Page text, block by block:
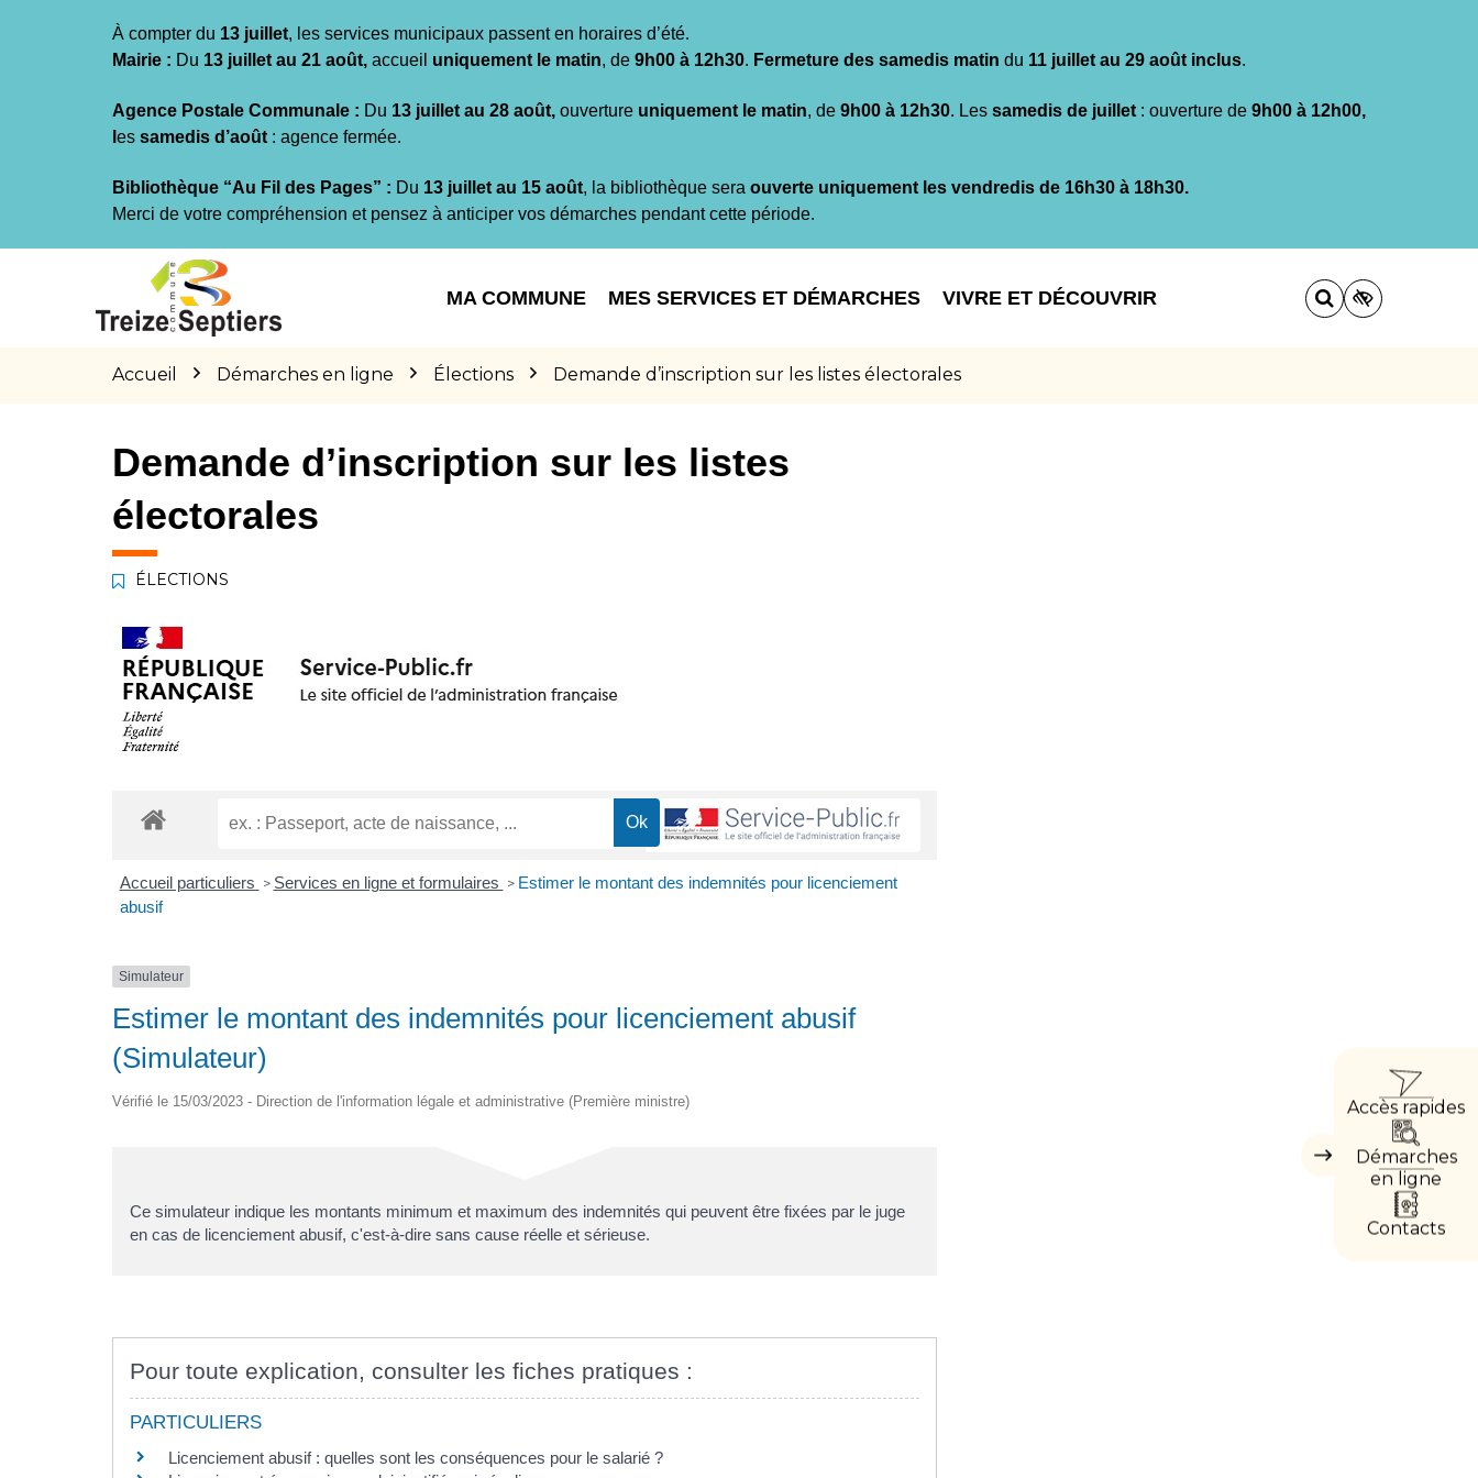
À compter du 13 juillet, les services municipaux passent en horaires d’été.
Mairie : Du 13 juillet au 21 août, accueil uniquement le matin, de 9h00 à 12h30. Fermeture des samedis matin du 11 juillet au 29 août inclus.
Agence Postale Communale : Du 13 juillet au 28 août, ouverture uniquement le matin, de 9h00 à 12h30. Les samedis de juillet : ouverture de 9h00 à 12h00,
es samedis d’août : agence fermée.
Bibliothèque “Au Fil des Pages” : Du 13 juillet au 15 août, la bibliothèque sera ouverte uniquement les vendredis de 16h30 à 18h30.
Merci de votre compréhension et pensez à anticiper vos démarches pendant cette période.
MA COMMUNE MES SERVICES ET DÉMARCHES VIVRE ET DÉCOUVRIR
Accueil Démarches en ligne Élections Demande d’inscription sur les listes électorales
Masquer
Accès rapides
Démarches
en ligne
Contacts
Demande d’inscription sur les listes
électorales
ÉLECTIONS
Accueil particuliers > Services en ligne et formulaires > Estimer le montant des indemnités pour licenciement
abusif
Simulateur
Estimer le montant des indemnités pour licenciement abusif
(Simulateur)
Vérifié le 15/03/2023 - Direction de l'information légale et administrative (Première ministre)
Ce simulateur indique les montants minimum et maximum des indemnités qui peuvent être fixées par le juge
en cas de licenciement abusif, c'est-à-dire sans cause réelle et sérieuse.
Pour toute explication, consulter les fiches pratiques :
PARTICULIERS
Licenciement abusif : quelles sont les conséquences pour le salarié ?